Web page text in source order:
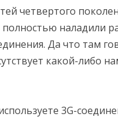
четвертого
наладили
Да что там
какой-либо
3G-